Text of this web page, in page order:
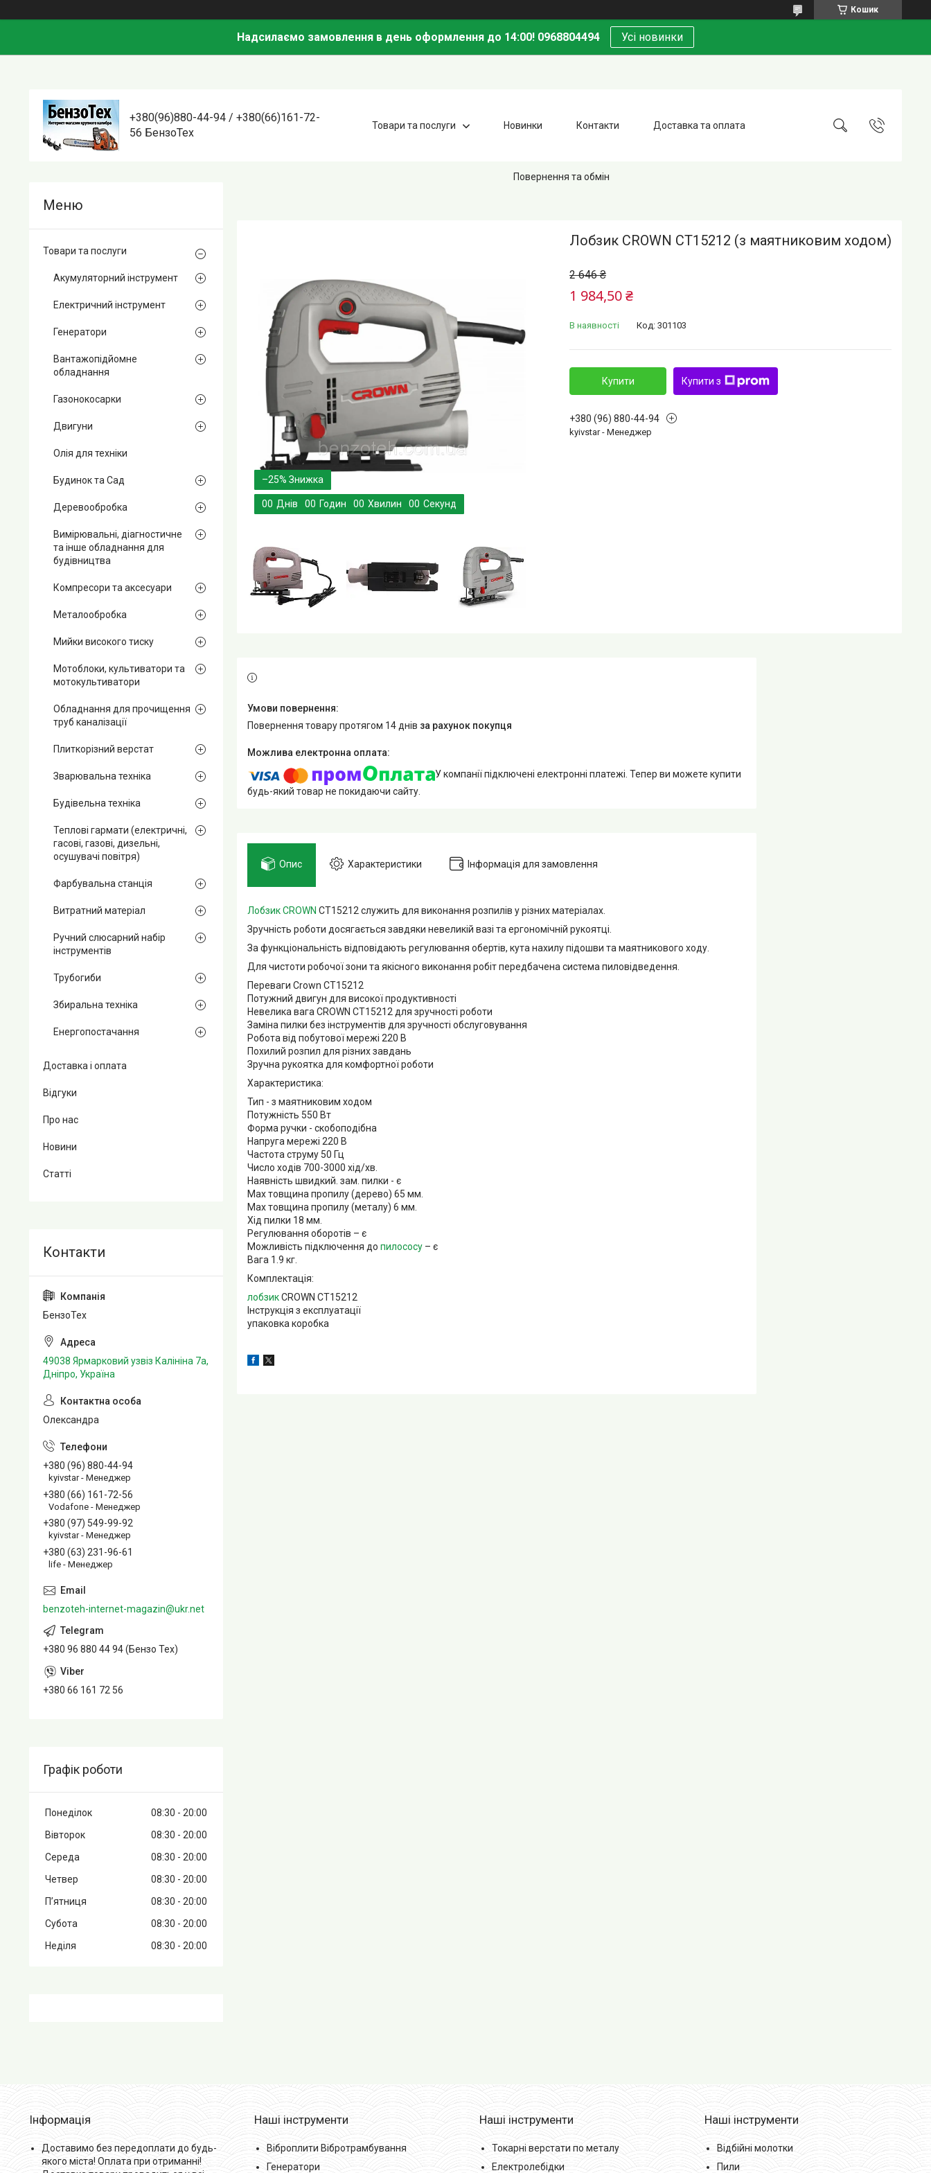
Кошик
Надсилаємо замовлення в день оформлення до 14:00! 0968804494 Усі новинки
+380(96)880-44-94 / +380(66)161-72-
56 БензоТех
Товари та послуги Новинки Контакти Доставка та оплата
Повернення та обмін
–25%
00 Днів 00 Годин 00 Хвилин 00 Секунд
Лобзик CROWN CT15212 (з маятниковим ходом)
2 646 ₴
1 984,50 ₴
В наявності Код: 301103
Купити Купити з
+380 (96) 880-44-94
kyivstar - Менеджер
повернення товару протягом 14 днів за рахунок покупця
У компанії підключені електронні платежі. Тепер ви можете купити
будь-який товар не покидаючи сайту.
Опис Характеристики Інформація для замовлення
Лобзик CROWN CT15212 служить для виконання розпилів у різних матеріалах.
Зручність роботи досягається завдяки невеликій вазі та ергономічній рукоятці.
За функціональність відповідають регулювання обертів, кута нахилу підошви та маятникового ходу.
Для чистоти робочої зони та якісного виконання робіт передбачена система пиловідведення.
Переваги Crown CT15212
Потужний двигун для високої продуктивності
Невелика вага CROWN CT15212 для зручності роботи
Заміна пилки без інструментів для зручності обслуговування
Робота від побутової мережі 220 В
Похилий розпил для різних завдань
Зручна рукоятка для комфортної роботи
Характеристика:
Тип - з маятниковим ходом
Потужність 550 Вт
Форма ручки - скобоподібна
Напруга мережі 220 В
Частота струму 50 Гц
Число ходів 700-3000 хід/хв.
Наявність швидкий. зам. пилки - є
Мах товщина пропилу (дерево) 65 мм.
Мах товщина пропилу (металу) 6 мм.
Хід пилки 18 мм.
Регулювання оборотів – є
Можливість підключення до пилососу – є
Вага 1.9 кг.
Комплектація:
лобзикCROWN CT15212
Інструкція з експлуатації
упаковка коробка
Товари та послуги
Акумуляторний інструмент
Електричний інструмент
Генератори
Вантажопідйомне
обладнання
Газонокосарки
Двигуни
Олія для техніки
Будинок та Сад
Деревообробка
Вимірювальні, діагностичне
та інше обладнання для
будівництва
Компресори та аксесуари
Металообробка
Мийки високого тиску
Мотоблоки, культиватори та
мотокультиватори
Обладнання для прочищення
труб каналізації
Плиткорізний верстат
Зварювальна техніка
Будівельна техніка
Теплові гармати (електричні,
гасові, газові, дизельні,
осушувачі повітря)
Фарбувальна станція
Витратний матеріал
Ручний слюсарний набір
інструментів
Трубогиби
Збиральна техніка
Енергопостачання
Доставка і оплата
Відгуки
Про нас
Новини
Статті
БензоТех
49038 Ярмарковий узвіз Калініна 7а,
Дніпро, Україна
Олександра
+380 (96) 880-44-94
kyivstar - Менеджер
+380 (66) 161-72-56
Vodafone - Менеджер
+380 (97) 549-99-92
kyivstar - Менеджер
+380 (63) 231-96-61
life - Менеджер
benzoteh-internet-magazin@ukr.net
+380 96 880 44 94 (Бензо Тех)
+380 66 161 72 56
Графік роботи
Понеділок 08:30
20:00
Вівторок
08:30
20:00
Середа
08:30
20:00
Четвер
08:30
20:00
Пʼятниця
08:30
20:00
Субота
08:30
20:00
Неділя
08:30 20:00
Інформація
Доставимо без передоплати до будь-
якого міста! Оплата при отриманні!
Наші інструменти
Віброплити Вібротрамбування
Генератори
Наші інструменти
Токарні верстати по металу
Електролебідки
Наші інструменти
Відбійні молотки
Пили